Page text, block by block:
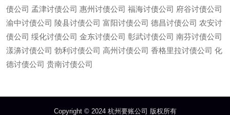
债公司 孟津讨债公司 惠州讨债公司 福海讨债公司 府谷讨债公司
渝中讨债公司 陵县讨债公司 富阳讨债公司 德昌讨债公司 农安讨
债公司 绥化讨债公司 金东讨债公司 彰武讨债公司 南芬讨债公司
漾濞讨债公司 勃利讨债公司 高州讨债公司 香格里拉讨债公司 化
德讨债公司 贵南讨债公司
Copyright © 2024 杭州要账公司 版权所有
微信13685747439